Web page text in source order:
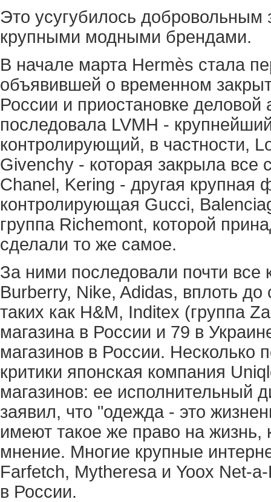
Это усугубилось добровольным
крупными модными брендами.
В начале марта Hermès стала
объявившей о временном
России и приостановке деловой
последовала LVMH -
контролирующий, в частности,
Givenchy - которая закрыла все
Chanel, Kering - другая крупная
контролирующая Gucci,
группа Richemont, которой
сделали то же самое.
За ними последовали почти
Burberry, Nike, Adidas, вплоть
таких как H&M, Inditex (группа
магазина в России и 79 в
магазинов в России. Несколько
критики японская компания
магазинов: ее исполнительный
заявил, что "одежда - это
имеют такое же право на жизнь,
мнение. Многие крупные
Farfetch, Mytheresa и Yoox Net-
в России.